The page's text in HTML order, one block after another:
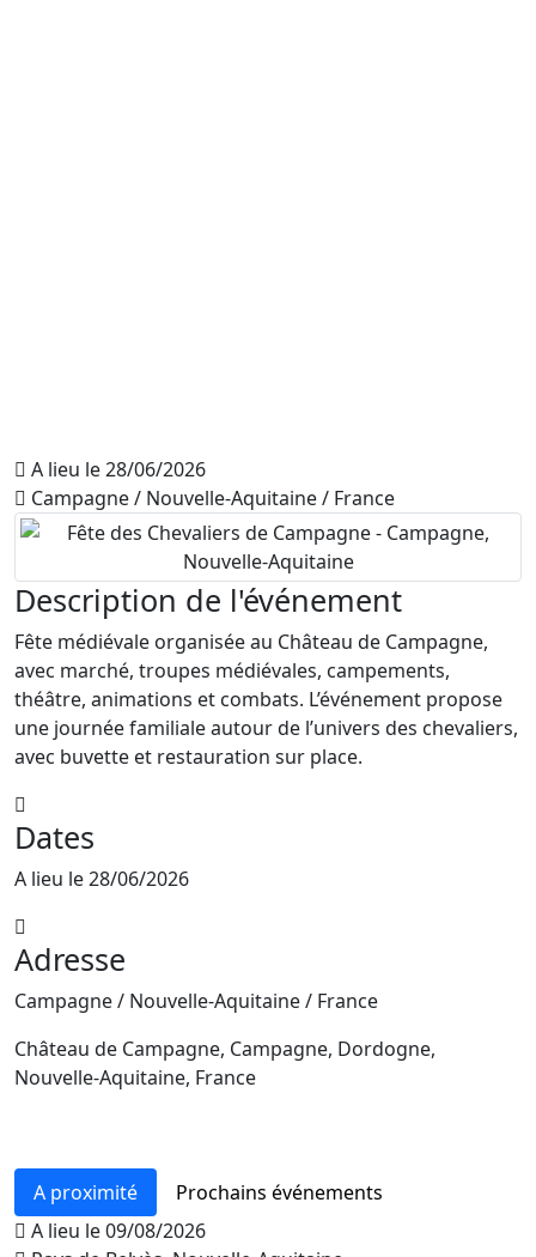
A lieu le 28/06/2026
Campagne / Nouvelle-Aquitaine / France
Description de l'événement
Fête médiévale organisée au Château de Campagne,
avec marché, troupes médiévales, campements,
théâtre, animations et combats. L’événement propose
une journée familiale autour de l’univers des chevaliers,
avec buvette et restauration sur place.
Dates
A lieu le 28/06/2026
Adresse
Campagne / Nouvelle-Aquitaine / France
Château de Campagne, Campagne, Dordogne,
Nouvelle-Aquitaine, France
−
A proximité
Prochains événements
A lieu le 09/08/2026